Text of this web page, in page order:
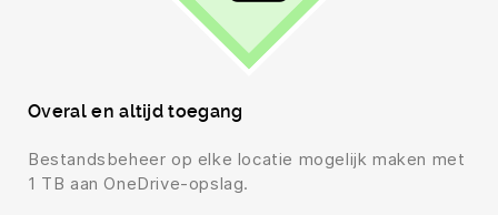
Overal en altijd toegang
Bestandsbeheer op elke locatie mogelijk maken met
1 TB aan OneDrive-opslag.